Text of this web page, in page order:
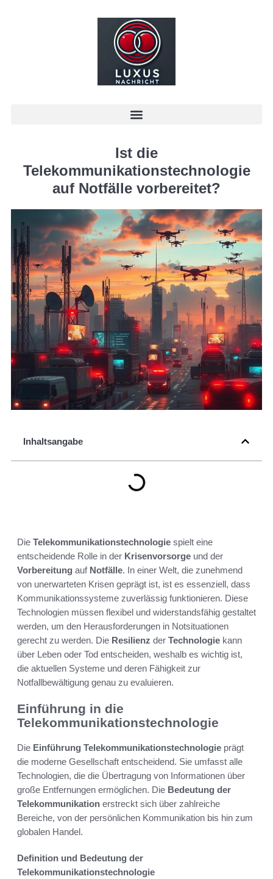
Ist die
Telekommunikationstechnologie
auf Notfälle vorbereitet?
Inhaltsangabe
Die Telekommunikationstechnologie spielt eine
entscheidende Rolle in der Krisenvorsorge und der
Vorbereitung auf Notfälle. In einer Welt, die zunehmend
von unerwarteten Krisen geprägt ist, ist es essenziell, dass
Kommunikationssysteme zuverlässig funktionieren. Diese
Technologien müssen flexibel und widerstandsfähig gestaltet
werden, um den Herausforderungen in Notsituationen
gerecht zu werden. Die Resilienz der Technologie kann
über Leben oder Tod entscheiden, weshalb es wichtig ist,
die aktuellen Systeme und deren Fähigkeit zur
Notfallbewältigung genau zu evaluieren.
Einführung in die
Telekommunikationstechnologie
Die Einführung Telekommunikationstechnologie prägt
die moderne Gesellschaft entscheidend. Sie umfasst alle
Technologien, die die Übertragung von Informationen über
große Entfernungen ermöglichen. Die Bedeutung der
Telekommunikation erstreckt sich über zahlreiche
Bereiche, von der persönlichen Kommunikation bis hin zum
globalen Handel.
Definition und Bedeutung der
Telekommunikationstechnologie